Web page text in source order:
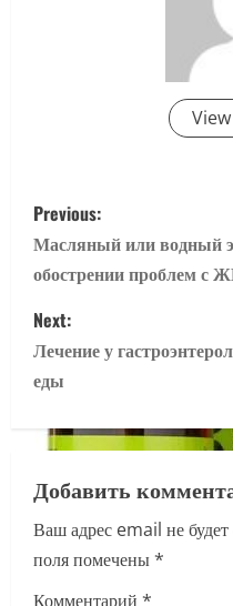
P
o
s
t
n
a
v
i
g
Previous:
Масляный или водный
обострении проблем с
Next:
Лечение у
еды
Добавить
Ваш адрес email не будет
поля помечены*
Комментарий *